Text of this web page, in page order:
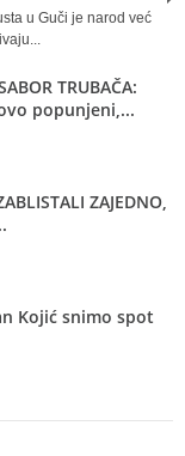
u Guči je narod već
TRUBAČA:
popunjeni,...
ZAJEDNO,
Kojić snimo spot